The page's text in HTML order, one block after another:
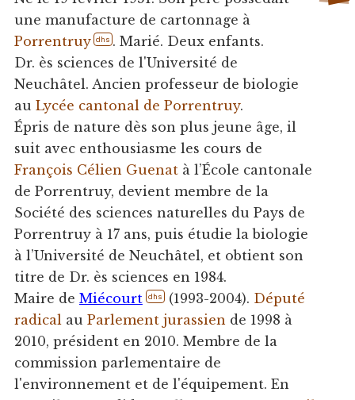
une manufacture de cartonnage à
Porrentruy
dhs . Marié. Deux enfants.
Dr. ès sciences de l'Université de
Neuchâtel. Ancien professeur de biologie
au Lycée cantonal de Porrentruy.
Épris de nature dès son plus jeune âge, il
suit avec enthousiasme les cours de
François Célien Guenatà l’École cantonale
de Porrentruy, devient membre de la
Société des sciences naturelles du Pays de
Porrentruy à 17 ans, puis étudie la biologie
à l’Université de Neuchâtel, et obtient son
titre de Dr. ès sciences en 1984.
Maire de Miécourt dhs (1993-2004). Député
radical au Parlement jurassien de 1998 à
2010, président en 2010. Membre de la
commission parlementaire de
l'environnement et de l'équipement. En